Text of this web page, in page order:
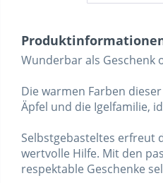
Wunderbar als Geschenk
Die warmen Farben
Äpfel und die Igelfamilie,
Selbstgebasteltes erfreut
wertvolle Hilfe. Mit den
respektable Geschenke